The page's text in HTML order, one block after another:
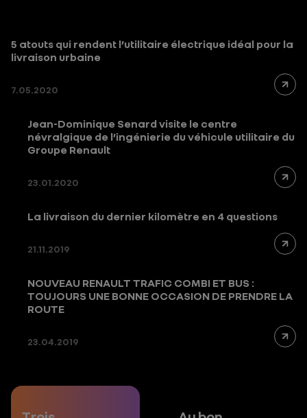
5 atouts qui rendent l’utilitaire électrique idéal pour la
livraison urbaine
7.05.2020
Jean-Dominique Senard visite le centre
névralgique de l’ingénierie du véhicule utilitaire du
Groupe Renault
23.01.2020
La livraison du dernier kilomètre en 4 questions
21.11.2019
NOUVEAU RENAULT TRAFIC COMBI ET BUS :
TOUJOURS UNE BONNE OCCASION DE PRENDRE LA
ROUTE
23.04.2019